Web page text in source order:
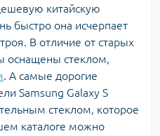
китайскую
быстро она исчерпает
В отличие от старых
оснащены стеклом,
. А самые дорогие
Samsung Galaxy S
стеклом, которое
каталоге можно